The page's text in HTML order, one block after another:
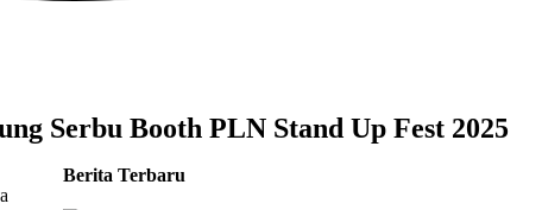
Serbu Booth PLN Stand Up Fest 2025
Berita Terbaru